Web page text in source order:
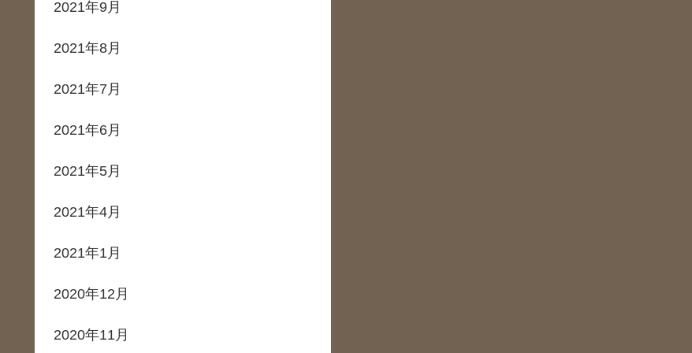
2021年9月
2021年8月
2021年7月
2021年6月
2021年5月
2021年4月
2021年1月
2020年12月
2020年11月